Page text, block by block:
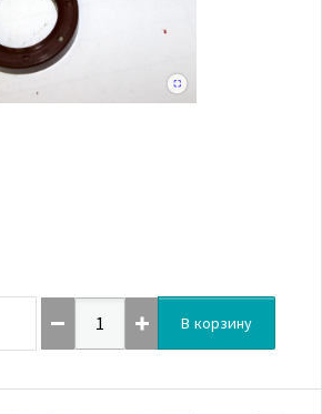
В корзину